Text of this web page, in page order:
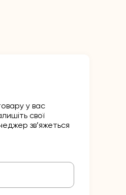
у вас
свої
зв’яжеться